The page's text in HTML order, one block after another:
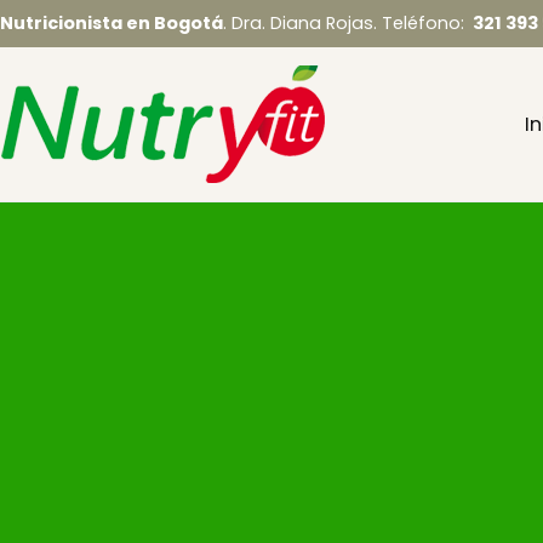
Saltar
al
Nutricionista en Bogotá. Dra. Diana Rojas. Teléfono: 321
Nutryfit –
Nutricionista en